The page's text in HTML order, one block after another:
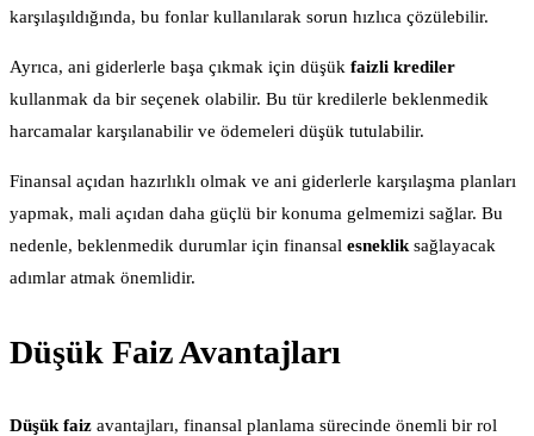
karşılaşıldığında, bu fonlar kullanılarak sorun hızlıca çözülebilir.
Ayrıca, ani giderlerle başa çıkmak için düşük faizli krediler
kullanmak da bir seçenek olabilir. Bu tür kredilerle beklenmedik
harcamalar karşılanabilir ve ödemeleri düşük tutulabilir.
Finansal açıdan hazırlıklı olmak ve ani giderlerle karşılaşma planları
yapmak, mali açıdan daha güçlü bir konuma gelmemizi sağlar. Bu
nedenle, beklenmedik durumlar için finansal esnekliksağlayacak
adımlar atmak önemlidir.
Düşük Faiz Avantajları
Düşük faiz avantajları, finansal planlama sürecinde önemli bir rol